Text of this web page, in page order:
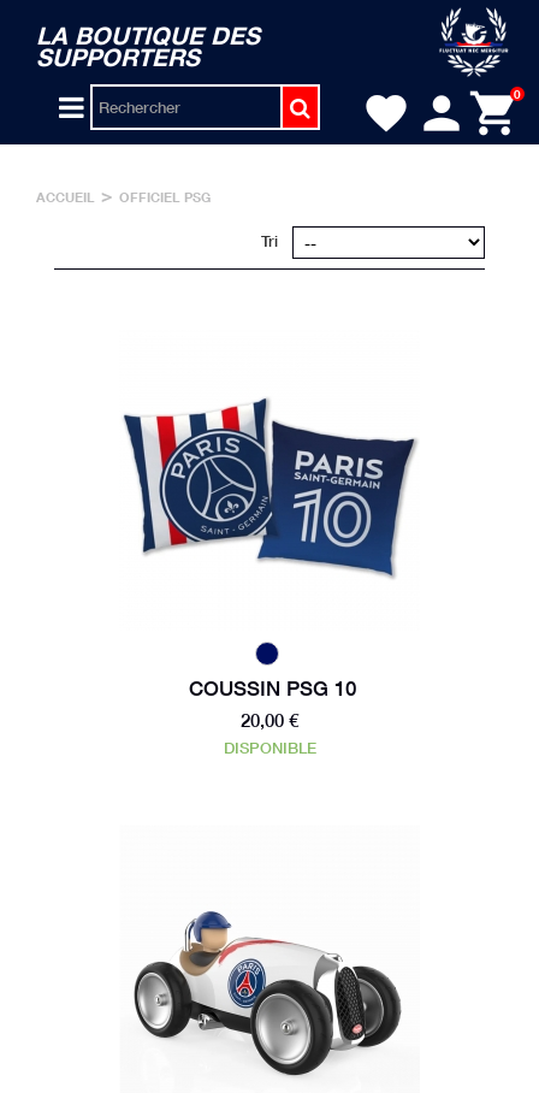
LA BOUTIQUE DES
SUPPORTERS
shopping_cart
0
person
favorite
ACCUEIL > OFFICIEL PSG
Tri
COUSSIN PSG 10
20,00 €
DISPONIBLE